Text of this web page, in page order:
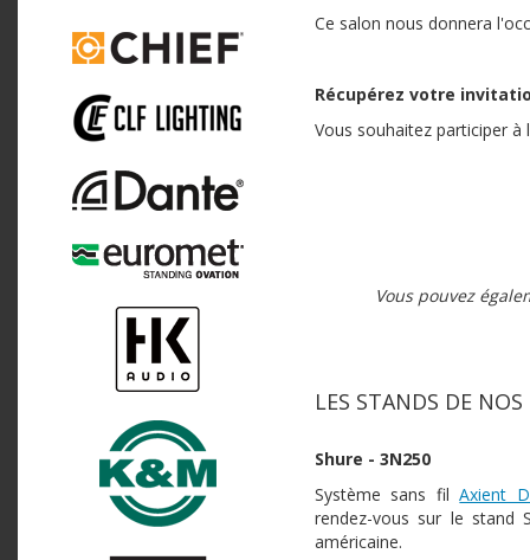
Ce salon nous donnera
Récupérez votre
Vous souhaitez participer à
Vous pouvez
LES STANDS DE
Shure - 3N250
Système sans filAxient
rendez-vous sur le stand
américaine.